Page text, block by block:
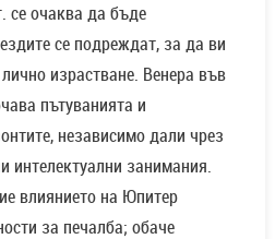
се очаква да бъде
се подреждат, за да ви
израстване. Венера във
пътуванията и
независимо дали чрез
интелектуални занимания.
влиянието на Юпитер
за печалба; обаче